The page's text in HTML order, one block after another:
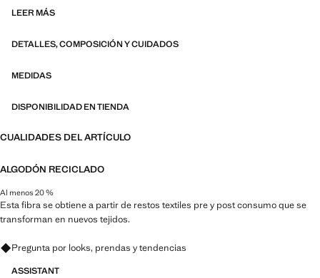
calidad añadiendo nuevas pruebas de resistencia a nuestras prendas.
más durables, versátiles y atemporales
LEER MÁS
DETALLES, COMPOSICIÓN Y CUIDADOS
MEDIDAS
DISPONIBILIDAD EN TIENDA
CUALIDADES DEL ARTÍCULO
ALGODÓN RECICLADO
Al menos 20 %
Esta fibra se obtiene a partir de restos textiles pre y post consumo que se
transforman en nuevos tejidos.
Pregunta por looks, prendas y tendencias
ASSISTANT